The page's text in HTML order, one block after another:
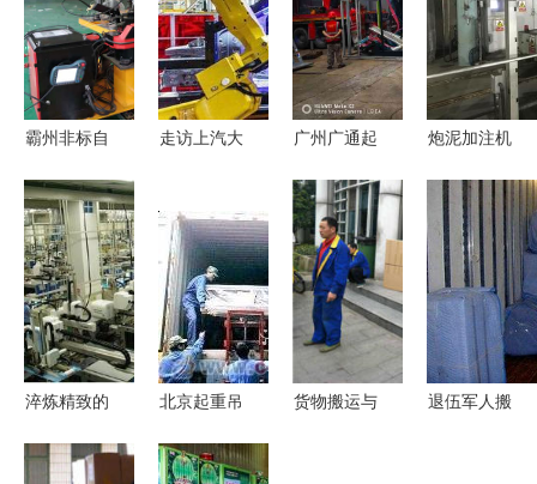
霸州非标自
人工搬运服
务 传统与
创新中的高
效链接
走访上汽大
探寻ID.家
族车型的诞
生地与人工
搬运服务的
奥秘
广州广通起
业变革的专
业工厂搬迁
与人工搬运
专家
炮泥加注机
搬运服务的
协同与共存
淬炼精致的
有水准的产
北京起重吊
工搬运服务
货物搬运与
退伍军人搬